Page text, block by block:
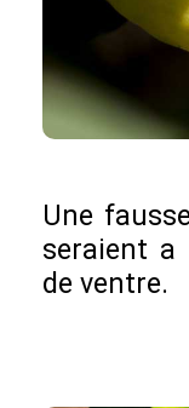
Une
seraient a
de ventre.